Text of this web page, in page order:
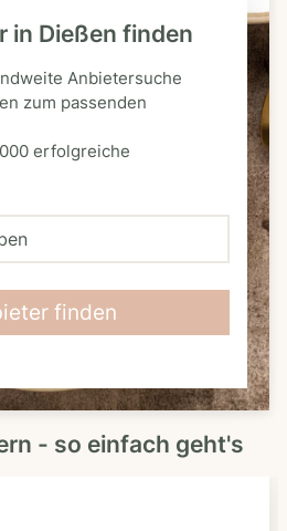
in Dießen finden
Anbietersuche
zum passenden
erfolgreiche
finden
- so einfach geht's